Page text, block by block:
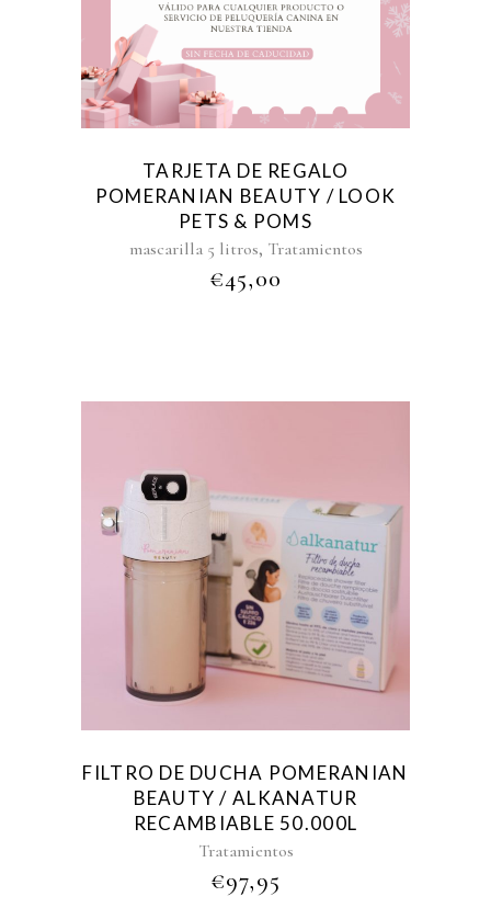
TARJETA DE REGALO
POMERANIAN BEAUTY / LOOK
PETS & POMS
mascarilla 5 litros, Tratamientos
€45,00
FILTRO DE DUCHA POMERANIAN
BEAUTY / ALKANATUR
RECAMBIABLE 50.000L
Tratamientos
€97,95